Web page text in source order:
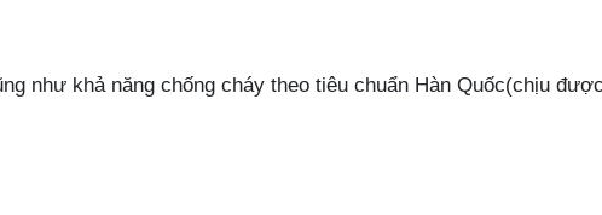
như khả năng chống cháy theo tiêu chuẩn Hàn Quốc(chịu